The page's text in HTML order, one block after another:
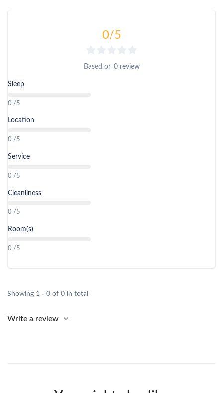
0/5
Based on 0 review
Sleep
0 /5
Location
0 /5
Service
0 /5
Cleanliness
0 /5
Room(s)
0 /5
Showing 1 - 0 of 0 in total
Write a review